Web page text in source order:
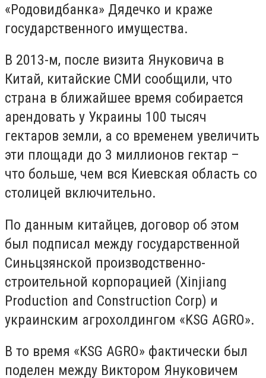
«Родовидбанка» Дядечко и краже
государственного имущества.
В 2013-м, после визита Януковича в
Китай, китайские СМИ сообщили, что
страна в ближайшее время собирается
арендовать у Украины 100 тысяч
гектаров земли, а со временем увеличить
эти площади до 3 миллионов гектар –
что больше, чем вся Киевская область со
столицей включительно.
По данным китайцев, договор об этом
был подписал между государственной
Синьцзянской производственно-
строительной корпорацией (Xinjiang
Production and Construction Corp) и
украинским агрохолдингом «KSG AGRO».
В то время «KSG AGRO» фактически был
поделен между Виктором Януковичем